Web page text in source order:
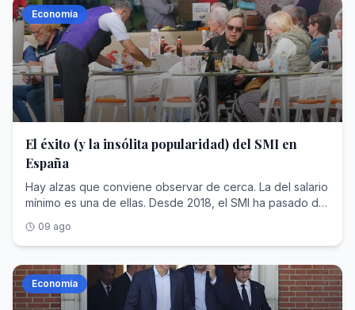
Economía
El éxito (y la insólita popularidad) del SMI en
España
Hay alzas que conviene observar de cerca. La del salario
mínimo es una de ellas. Desde 2018, el SMI ha pasado de
nominal del 66% que permite al Gobierno presentar una
de las transformaciones más visibles de su política
laboral. El problema aparece cuando uno pregunta qué
ha ocurrido con los salarios que estaban alrededor. La
respuesta resulta bastante menos confortable: cada vez
09 ago
Economía